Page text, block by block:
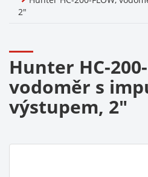
2"
Hunter HC-
vodoměr s
výstupem, 2"